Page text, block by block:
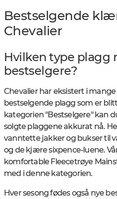
Bestselgende
Chevalier
Hvilken type plagg
bestselgere?
Chevalier har eksistert i
bestselgende plagg som er
kategorien "Bestselgere" kan
solgte plaggene akkurat nå.
vanntette jakker og bukser til
og de kjære sixpence-luene.
komfortable Fleecetrøye
med i denne kategorien.
Hver sesong fødes også nye